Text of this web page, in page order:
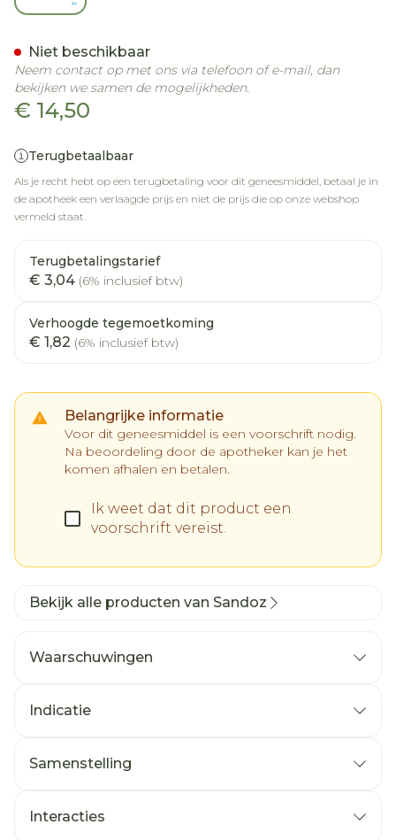
€ 14,50
Terugbetaalbaar
Als je recht hebt op een terugbetaling voor dit geneesmiddel, betaal je in
de apotheek een verlaagde prijs en niet de prijs die op onze webshop
vermeld staat.
Terugbetalingstarief
€ 3,04 (6% inclusief btw)
Verhoogde tegemoetkoming
€ 1,82 (6% inclusief btw)
Belangrijke informatie
Voor dit geneesmiddel is een voorschrift nodig.
Na beoordeling door de apotheker kan je het
komen afhalen en betalen.
Ik weet dat dit product een
voorschrift vereist.
Niet beschikbaar
Neem contact op met ons via telefoon of e-mail, dan
bekijken we samen de mogelijkheden.
Bekijk alle producten van Sandoz
Waarschuwingen
Indicatie
Samenstelling
Interacties